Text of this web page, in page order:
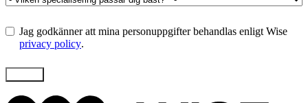
Jag godkänner att mina personuppgifter behandlas enligt Wise
privacy policy.